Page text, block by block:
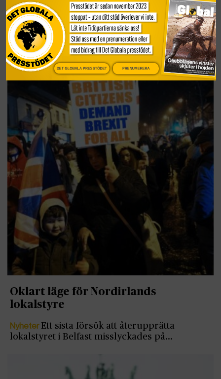
Extremhögern stark inför valet i
Israel
NyheterFör femte gången på mindre än fyra år
går Israel…
Oklart läge för Nordirlands
lokalstyre
Nyheter Ett sista försök att återupprätta
lokalstyret i Belfast misslyckades på…
DET GLOBALA PRESSTÖDET PRENUMERERA